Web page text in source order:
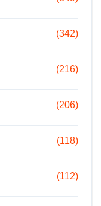
(342)
(216)
(206)
(118)
(112)